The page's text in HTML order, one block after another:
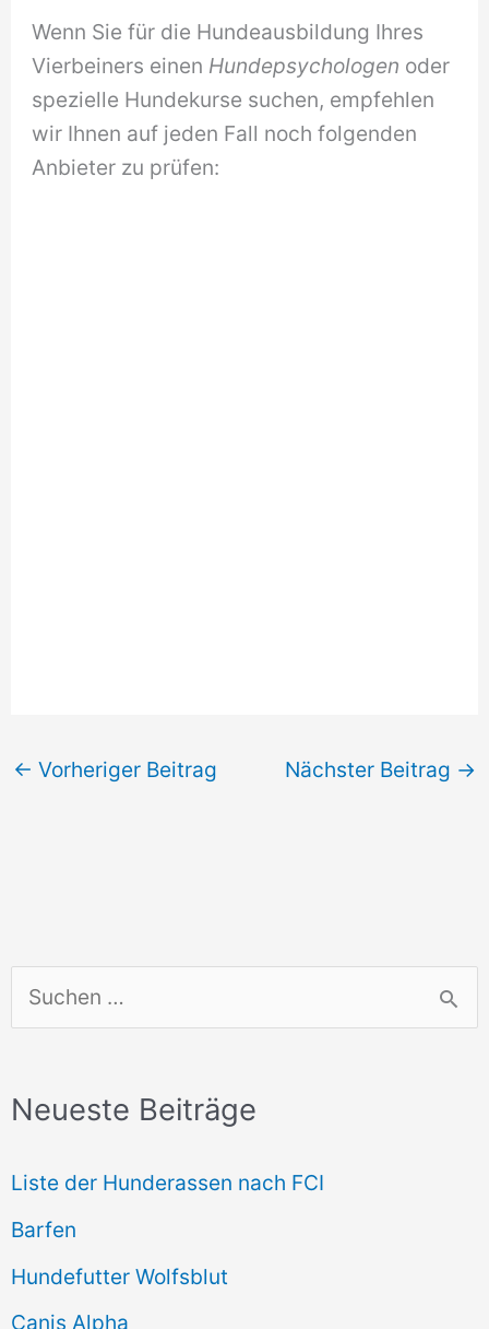
u
h
n
n
a
c
Neueste Beiträge
Liste der Hunderassen nach FCI
Barfen
Hundefutter Wolfsblut
Canis Alpha
Wenn Sie für die Hundeausbildung Ihres
Vierbeiners einen Hundepsychologen oder
spezielle Hundekurse suchen, empfehlen
wir Ihnen auf jeden Fall noch folgenden
Anbieter zu prüfen:
← Vorheriger Beitrag Nächster Beitrag →